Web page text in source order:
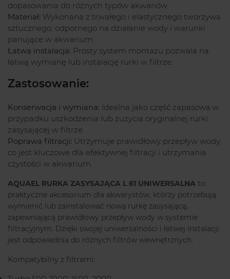
dopasowania do różnych typów akwariów.
Materiał: Wykonana z trwałego i elastycznego tworzywa
sztucznego, odpornego na działanie wody i warunki
panujące w akwarium.
Łatwa instalacja: Prosty system montażu pozwala na
łatwą wymianę lub instalację rurki w filtrze.
Zastosowanie:
Konserwacja i wymiana: Idealna jako część zapasowa w
przypadku uszkodzenia lub zużycia oryginalnej rurki
zasysającej w filtrze.
Poprawa filtracji: Utrzymuje prawidłowy przepływ wody,
co jest kluczowe dla efektywnej filtracji i utrzymania
czystości w akwarium.
AQUAEL RURKA ZASYSAJĄCA L 61 UNIWERSALNA to
praktyczne akcesorium dla akwarystów, którzy potrzebują
wymienić lub zainstalować nową rurkę zasysającą,
zapewniającą prawidłowy przepływ wody w systemie
filtracyjnym. Dzięki swojej uniwersalności i łatwej instalacji
jest odpowiednia do różnych filtrów wewnętrznych.
Kompatybilny z filtrami: